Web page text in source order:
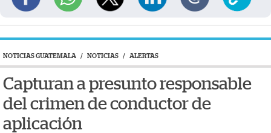
NOTICIAS GUATEMALA / NOTICIAS / ALERTAS
Capturan a presunto responsable
del crimen de conductor de
aplicación